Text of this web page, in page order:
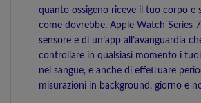
quanto ossigeno riceve il tuo corpo e
come dovrebbe. Apple Watch Series
sensore e di un’app all’avanguardia
controllare in qualsiasi momento i
nel sangue, e anche di effettuare
misurazioni in background, giorno e